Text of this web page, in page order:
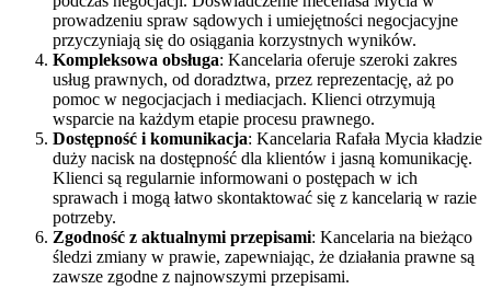
prowadzeniu spraw sądowych i umiejętności negocjacyjne
przyczyniają się do osiągania korzystnych wyników.
Kompleksowa obsługa: Kancelaria oferuje szeroki zakres
usług prawnych, od doradztwa, przez reprezentację, aż po
pomoc w negocjacjach i mediacjach. Klienci otrzymują
wsparcie na każdym etapie procesu prawnego.
Dostępność i komunikacja: Kancelaria Rafała Mycia kładzie
duży nacisk na dostępność dla klientów i jasną komunikację.
Klienci są regularnie informowani o postępach w ich
sprawach i mogą łatwo skontaktować się z kancelarią w razie
potrzeby.
Zgodność z aktualnymi przepisami: Kancelaria na bieżąco
śledzi zmiany w prawie, zapewniając, że działania prawne są
zawsze zgodne z najnowszymi przepisami.